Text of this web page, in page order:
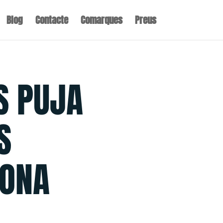
Blog Contacte Comarques Preus
PUJA